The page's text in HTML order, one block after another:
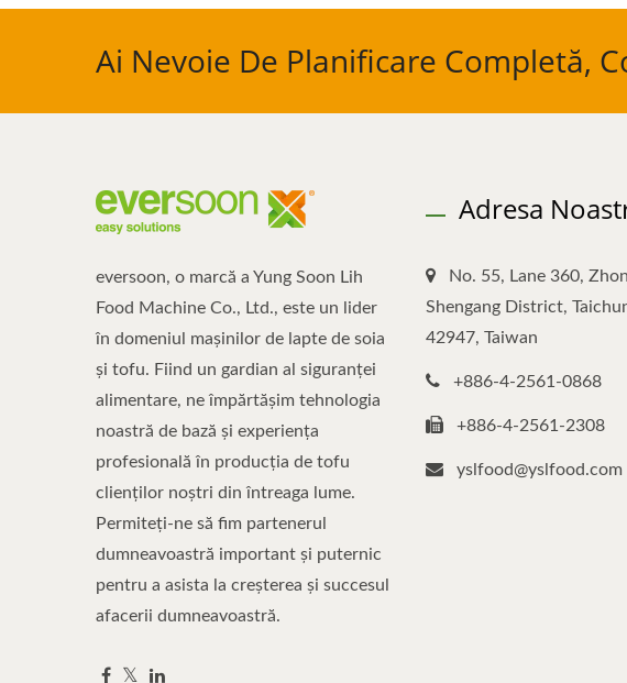
Ai Nevoie De Planificare Completă,
eversoon, o marcă a Yung Soon Lih
Food Machine Co., Ltd., este un lider
în domeniul mașinilor de lapte de soia
și tofu. Fiind un gardian al siguranței
alimentare, ne împărtășim tehnologia
noastră de bază și experiența
profesională în producția de tofu
clienților noștri din întreaga lume.
Permiteți-ne să fim partenerul
dumneavoastră important și puternic
pentru a asista la creșterea și succesul
afacerii dumneavoastră.
Adresa
No. 55, Lane 360,
Shengang District,
42947, Taiwan
+886-4-2561-0868
+886-4-2561-2308
yslfood@yslfood.com